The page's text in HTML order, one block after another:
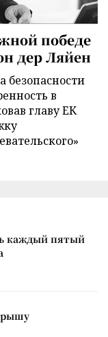
победе
дер Ляйен
безопасности
в
главу ЕК
каждый пятый